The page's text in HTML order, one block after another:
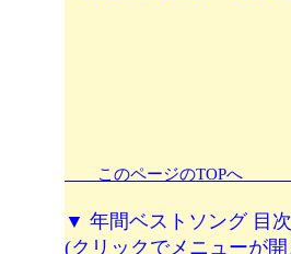
このページのTOPへ
▼ 年間ベストソング 目
(クリックでメニューが